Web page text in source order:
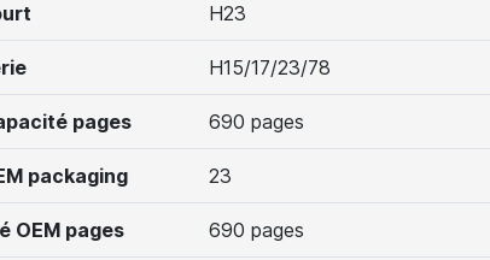
H23
H15/17/23/78
pages 690 pages
packaging 23
OEM pages 690 pages